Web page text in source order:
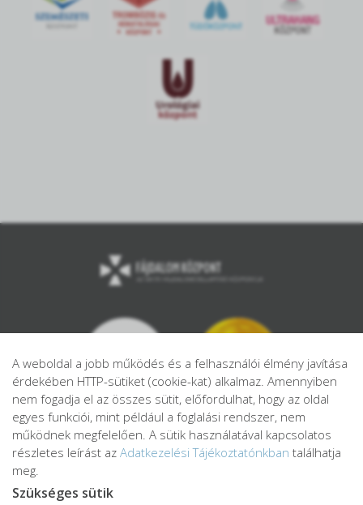
A weboldal a jobb működés és a felhasználói élmény javítása
érdekében HTTP-sütiket (cookie-kat) alkalmaz. Amennyiben
nem fogadja el az összes sütit, előfordulhat, hogy az oldal
egyes funkciói, mint például a foglalási rendszer, nem
működnek megfelelően. A sütik használatával kapcsolatos
részletes leírást az Adatkezelési Tájékoztatónkban találhatja
meg.
Szükséges sütik